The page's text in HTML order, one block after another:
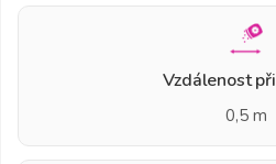
Vzdálenost
0,5 m